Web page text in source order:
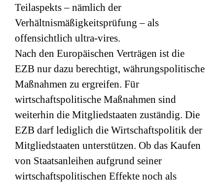
Teilaspekts – nämlich der
Verhältnismäßigkeitsprüfung – als
offensichtlich ultra-vires.
Nach den Europäischen Verträgen ist die
EZB nur dazu berechtigt, währungspolitische
Maßnahmen zu ergreifen. Für
wirtschaftspolitische Maßnahmen sind
weiterhin die Mitgliedstaaten zuständig. Die
EZB darf lediglich die Wirtschaftspolitik der
Mitgliedstaaten unterstützen. Ob das Kaufen
von Staatsanleihen aufgrund seiner
wirtschaftspolitischen Effekte noch als